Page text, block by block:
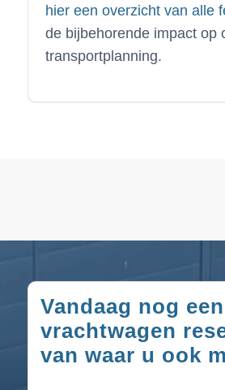
hier een overzicht van alle
de bijbehorende impact op
transportplanning.
Vandaag nog een
vrachtwagen
van waar u ook